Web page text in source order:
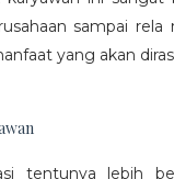
sampai
yang akan
tentunya lebih